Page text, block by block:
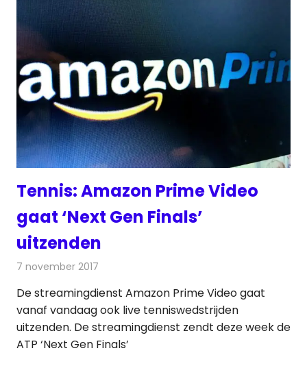
Tennis: Amazon Prime Video
gaat ‘Next Gen Finals’
uitzenden
7 november 2017
De streamingdienst Amazon Prime Video gaat
vanaf vandaag ook live tenniswedstrijden
uitzenden. De streamingdienst zendt deze week de
ATP ‘Next Gen Finals’